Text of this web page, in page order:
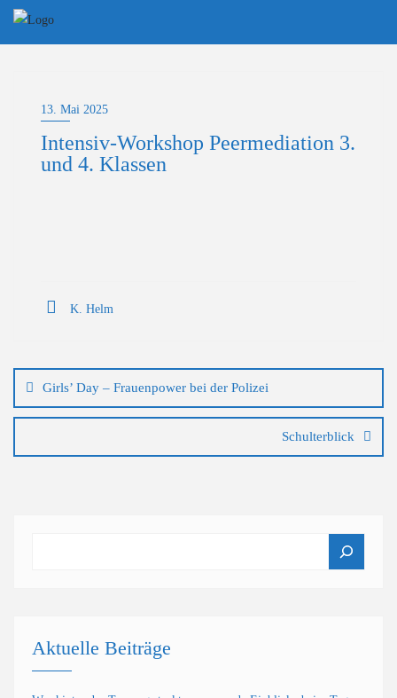
Skip
13. Mai 2025
Intensiv-Workshop Peermediation 3.
und 4. Klassen
K. Helm
Girls’ Day – Frauenpower bei der Polizei
Schulterblick
Aktuelle Beiträge